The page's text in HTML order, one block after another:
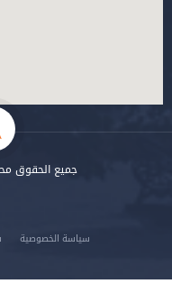
جميع الحقوق
سياسة الخصوصية